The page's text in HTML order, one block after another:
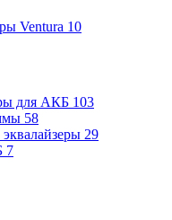
Ventura 10
для АКБ 103
58
29
7